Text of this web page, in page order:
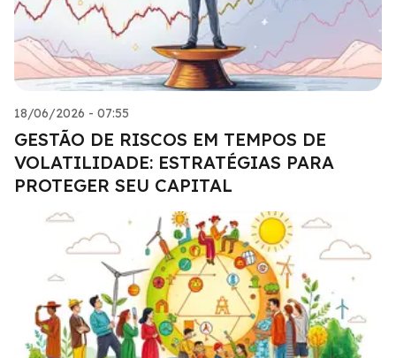
18/06/2026 - 07:55
GESTÃO DE RISCOS EM TEMPOS DE
VOLATILIDADE: ESTRATÉGIAS PARA
PROTEGER SEU CAPITAL